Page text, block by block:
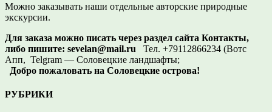
Можно заказывать наши отдельные авторские природные
экскурсии.
Для заказа можно писать через раздел сайта Контакты,
либо пишите: sevelan@mail.ru Тел. +79112866234 (Вотс
Апп, Telgram — Соловецкие ландшафты;
Добро пожаловать на Соловецкие острова!
РУБРИКИ